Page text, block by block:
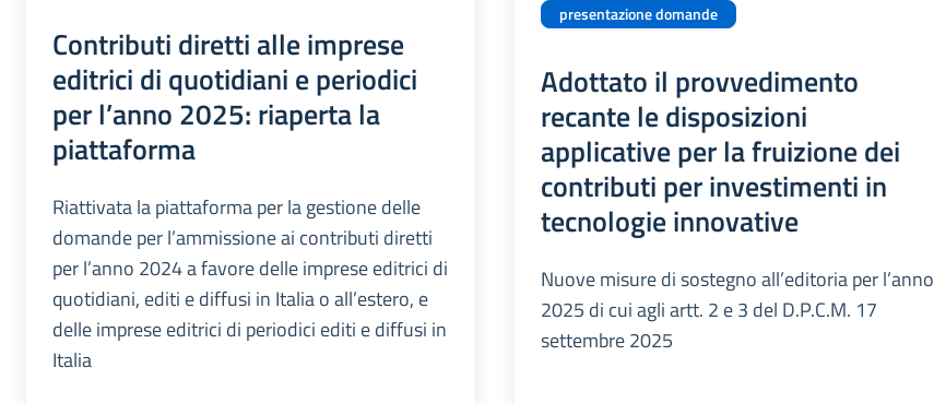
Contributi diretti alle imprese
editrici di quotidiani e periodici
per l’anno 2025: riaperta la
piattaforma
Riattivata la piattaforma per la gestione delle
domande per l’ammissione ai contributi diretti
per l’anno 2024 a favore delle imprese editrici di
quotidiani, editi e diffusi in Italia o all’estero, e
delle imprese editrici di periodici editi e diffusi in
Italia
presentazione domande
Adottato il provvedimento
recante le disposizioni
applicative per la fruizione dei
contributi per investimenti in
tecnologie innovative
Nuove misure di sostegno all’editoria per l’anno
2025 di cui agli artt. 2 e 3 del D.P.C.M. 17
settembre 2025